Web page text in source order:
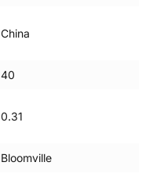
China
40
0.31
Bloomville